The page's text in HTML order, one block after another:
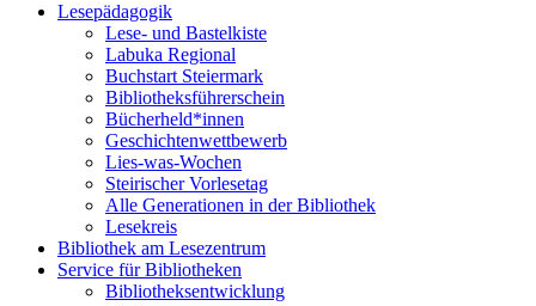
Lesepädagogik
Lese- und Bastelkiste
Labuka Regional
Buchstart Steiermark
Bibliotheksführerschein
Bücherheld*innen
Geschichtenwettbewerb
Lies-was-Wochen
Steirischer Vorlesetag
Alle Generationen in der Bibliothek
Lesekreis
Bibliothek am Lesezentrum
Service für Bibliotheken
Bibliotheksentwicklung